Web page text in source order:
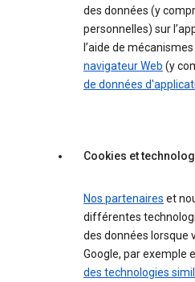
des données (y
personnelles) sur
l’aide de
navigateur Web (y
de données
Cookies et
Nos partenaires et
différentes
des données lorsque
Google, par exemple
des technologies